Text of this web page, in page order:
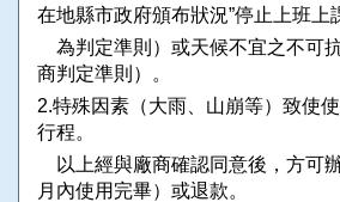
在地縣市政府頒布狀況”停止上班上
為判定準則）或天候不宜之不可
商判定準則）。
2.特殊因素（大雨、山崩等）致使
行程。
以上經與廠商確認同意後，方可
月內使用完畢）或退款。